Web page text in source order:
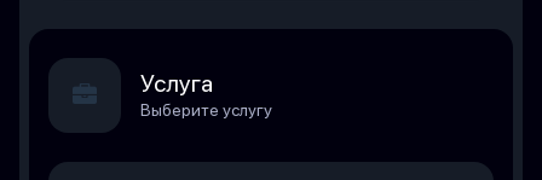
Услуга
Выберите услугу